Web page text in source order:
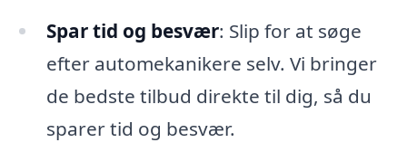
Spar tid og besvær: Slip for at søge
efter automekanikere selv. Vi bringer
de bedste tilbud direkte til dig, så du
sparer tid og besvær.